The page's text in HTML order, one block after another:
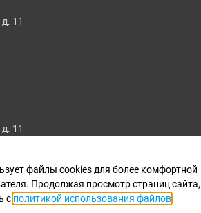
11
11
по предварительной записи
файлы cookies для более комфортной
Продолжая просмотр страниц сайта,
с политикой использования файлов